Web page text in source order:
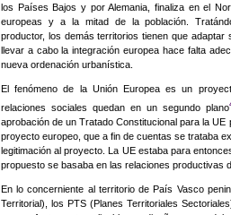
los Países Bajos y por Alemania, finaliza en el
europeas y a la mitad de la población.
productor, los demás territorios tienen que
llevar a cabo la integración europea hace falta
nueva ordenación urbanística.
El fenómeno de la Unión Europea es un
relaciones sociales quedan en un segundo plano
aprobación de un Tratado Constitucional para la
proyecto europeo, que a fin de cuentas se trataba
legitimación al proyecto. La UE estaba para
propuesto se basaba en las relaciones productivas
En lo concerniente al territorio de País Vasco
Territorial), los PTS (Planes Territoriales